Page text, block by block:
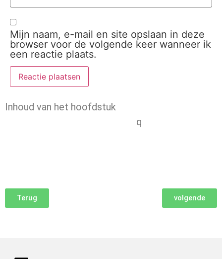
Mijn naam, e-mail en site opslaan in deze
browser voor de volgende keer wanneer ik
een reactie plaats.
Inhoud van het hoofdstuk
q
Terug volgende